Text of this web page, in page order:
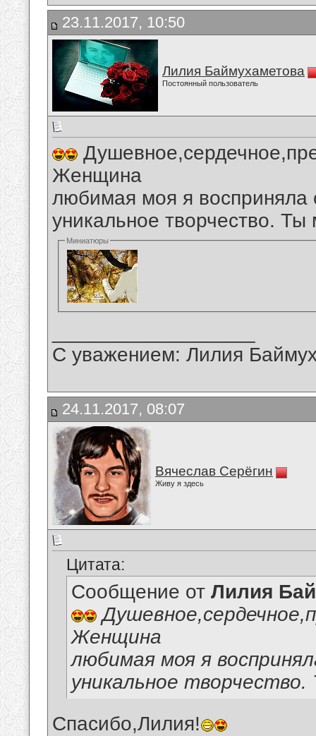
23.11.2017, 10:50
Лилия Баймухаметова
Постоянный пользователь
Женщина
любимая моя я
уникальное творчество.
Миниатюры
С уважением: Лилия
24.11.2017, 08:07
Вячеслав Серёгин
Живу я здесь
Цитата:
Сообщение от Лилия
Женщина
любимая моя я
уникальное
Спасибо,Лилия!